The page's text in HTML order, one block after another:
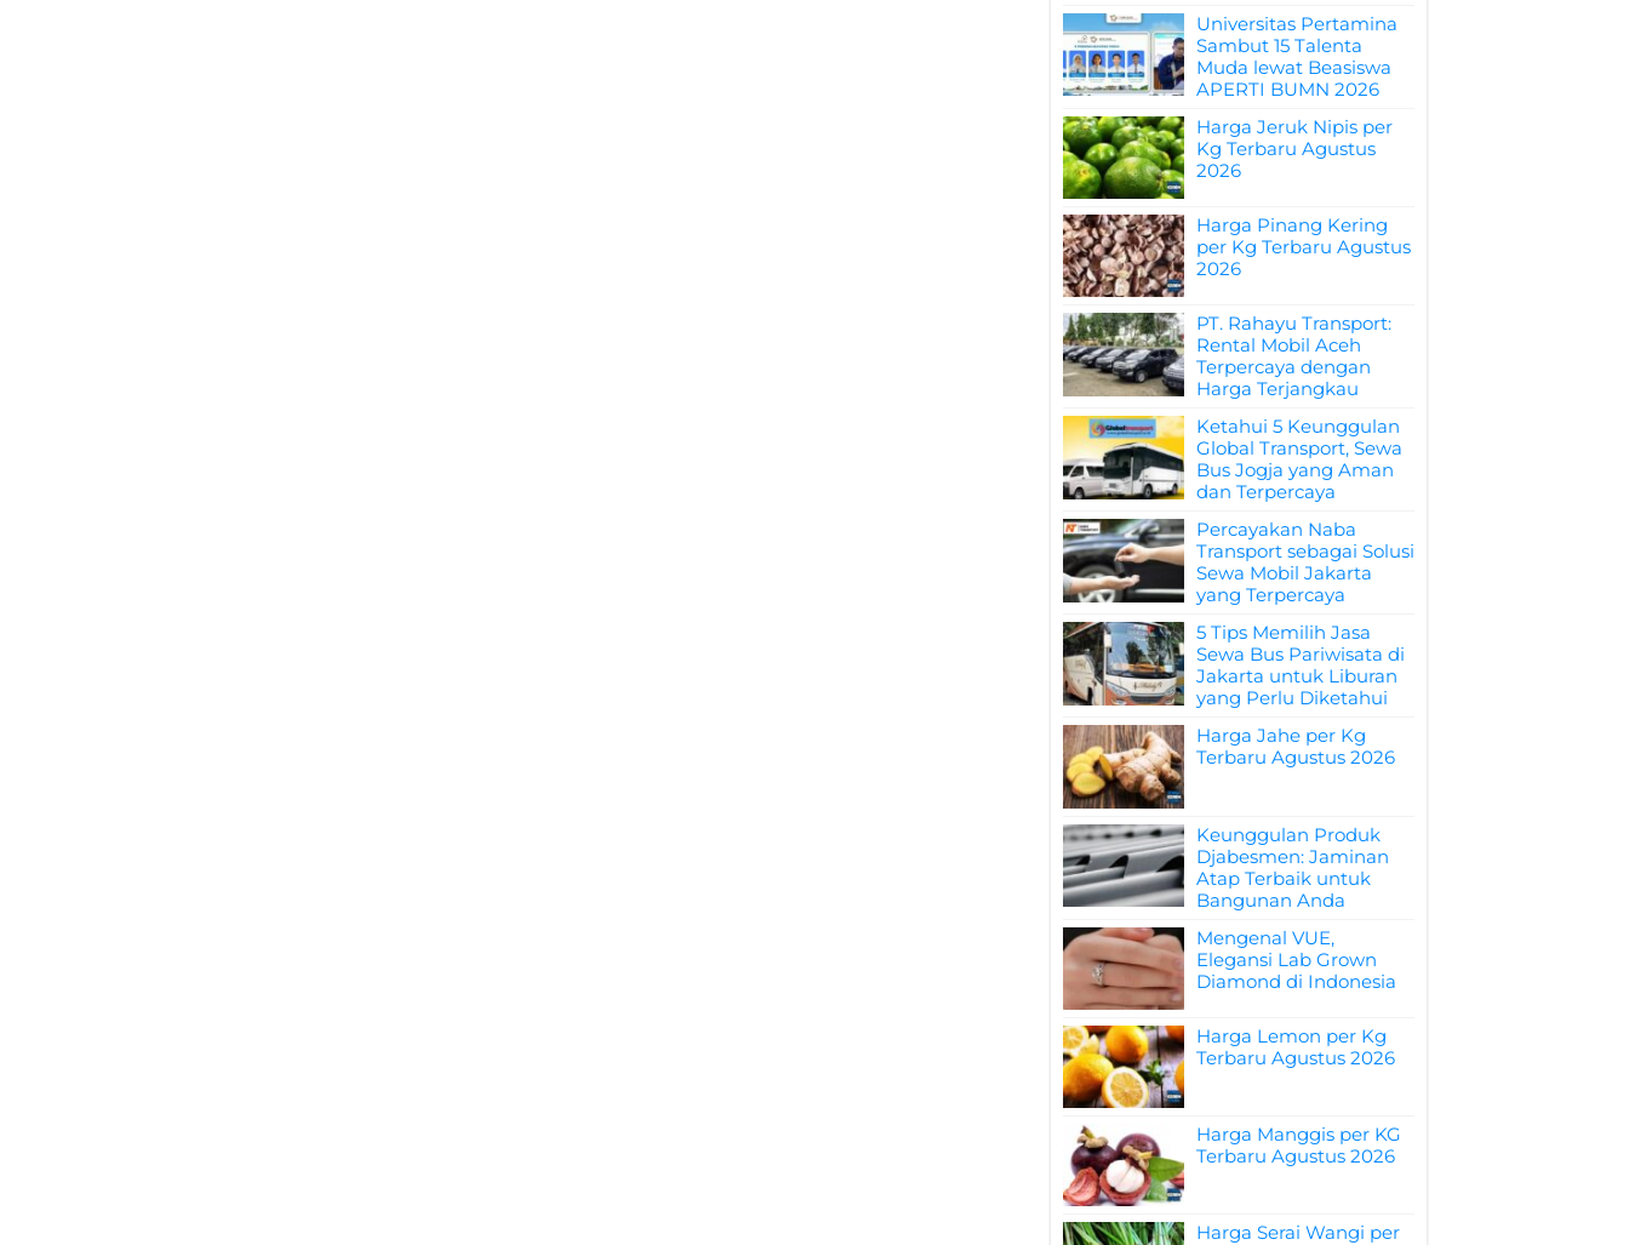
Universitas Pertamina
Sambut 15 Talenta
Muda lewat Beasiswa
APERTI BUMN 2026
Harga Jeruk Nipis per
Kg Terbaru Agustus
2026
Harga Pinang Kering
per Kg Terbaru Agustus
2026
PT. Rahayu Transport:
Rental Mobil Aceh
Terpercaya dengan
Harga Terjangkau
Ketahui 5 Keunggulan
Global Transport, Sewa
Bus Jogja yang Aman
dan Terpercaya
Percayakan Naba
Transport sebagai Solusi
Sewa Mobil Jakarta
yang Terpercaya
5 Tips Memilih Jasa
Sewa Bus Pariwisata di
Jakarta untuk Liburan
yang Perlu Diketahui
Harga Jahe per Kg
Terbaru Agustus 2026
Keunggulan Produk
Djabesmen: Jaminan
Atap Terbaik untuk
Bangunan Anda
Mengenal VUE,
Elegansi Lab Grown
Diamond di Indonesia
Harga Lemon per Kg
Terbaru Agustus 2026
Harga Manggis per KG
Terbaru Agustus 2026
Harga Serai Wangi per